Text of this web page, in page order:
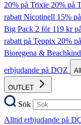
20% på Trixie 20% på
rabatt Nicotinell 15%
Big Pack 2 för 119 kr
rabatt på Teppix 20%
Bioregena & Beachkind
erbjudande på DOZ
OUTLET
Sök
Alltid erbjudande på